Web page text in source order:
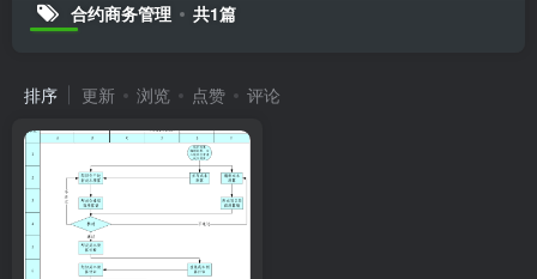
合约商务管理 共1篇
排序 更新 浏览 点赞 评论